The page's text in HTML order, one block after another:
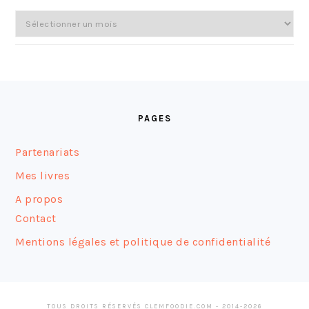
Archives
PAGES
Partenariats
Mes livres
A propos
Contact
Mentions légales et politique de confidentialité
TOUS DROITS RÉSERVÉS CLEMFOODIE.COM - 2014-2026